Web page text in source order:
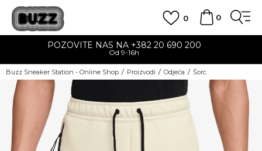
0
0
NAS NA +382 20 690 200
Buzz Sneaker Station - Online Shop Proizvodi Odjeća Šorc